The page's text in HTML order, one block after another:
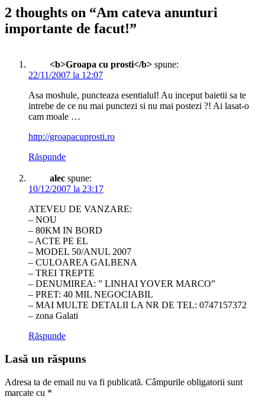
2 thoughts on “Am cateva anunturi
importante de facut!”
<b>Groapa cu prosti</b> spune:
22/11/2007 la 12:07
Asa moshule, puncteaza esentialul! Au inceput baietii sa te
intrebe de ce nu mai punctezi si nu mai postezi ?! Ai lasat-o
cam moale …
http://groapacuprosti.ro
Răspunde
alec spune:
10/12/2007 la 23:17
ATEVEU DE VANZARE:
– NOU
– 80KM IN BORD
– ACTE PE EL
– MODEL 50/ANUL 2007
– CULOAREA GALBENA
– TREI TREPTE
– DENUMIREA: ” LINHAI YOVER MARCO”
– PRET: 40 MIL NEGOCIABIL
– MAI MULTE DETALII LA NR DE TEL: 0747157372
– zona Galati
Răspunde
Lasă un răspuns
Adresa ta de email nu va fi publicată. Câmpurile obligatorii sunt
marcate cu *